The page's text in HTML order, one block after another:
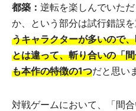
都築： 逆転を楽しんでいた
か、という部分は試行錯誤を
うキャラクターが多いので
とは違って、斬り合いの「
も本作の特徴の1つだと思い
対戦ゲームにおいて、「間